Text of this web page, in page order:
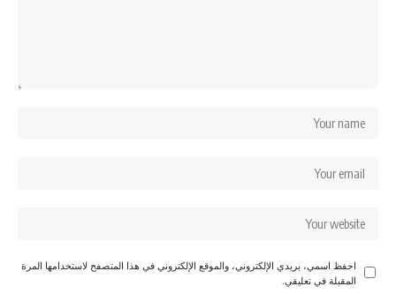
احفظ اسمي، بريدي الإلكتروني، والموقع الإلكتروني في هذا المتصفح لاستخدامها المرة
المقبلة في تعليقي.